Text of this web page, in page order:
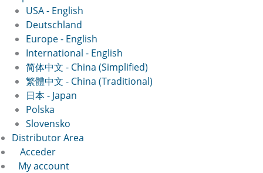
USA - English
Deutschland
Europe - English
International - English
简体中文 - China (Simplified)
繁體中文 - China (Traditional)
日本 - Japan
Polska
Slovensko
Distributor Area
Acceder
My account